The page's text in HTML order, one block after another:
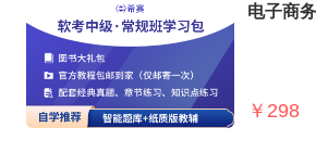
电子商
￥ 298